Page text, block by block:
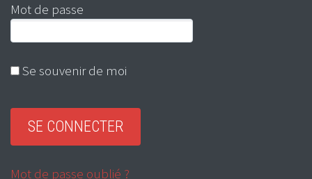
Mot de passe
Se souvenir de moi
Mot de passe oublié ?